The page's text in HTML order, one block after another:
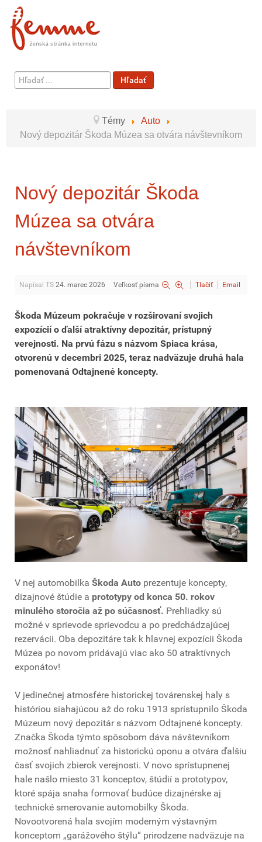
Hľadať
...
Hľadať
Témy
Auto
Nový depozitár Škoda Múzea sa otvára návštevníkom
Nový depozitár Škoda
Múzea sa otvára
návštevníkom
Napísal TS 24. marec 2026 Veľkosť písma Tlačiť Email
Škoda Múzeum pokračuje v rozširovaní svojich
expozícií o ďalší atraktívny depozitár, prístupný
verejnosti. Na prvú fázu s názvom Spiaca krása,
otvorenú v decembri 2025, teraz nadväzuje druhá hala
pomenovaná Odtajnené koncepty.
V nej automobilka Škoda Auto prezentuje koncepty,
dizajnové štúdie a prototypy od konca 50. rokov
minulého storočia až po súčasnosť. Prehliadky sú
možné v sprievode sprievodcu a po predchádzajúcej
rezervácii. Oba depozitáre tak k hlavnej expozícii Škoda
Múzea po novom pridávajú viac ako 50 atraktívnych
exponátov!
V jedinečnej atmosfére historickej továrenskej haly s
históriou siahajúcou až do roku 1913 sprístupnilo Škoda
Múzeum nový depozitár s názvom Odtajnené koncepty.
Značka Škoda týmto spôsobom dáva návštevníkom
možnosť nahliadnuť za historickú oponu a otvára ďalšiu
časť svojich zbierok verejnosti. V novo sprístupnenej
hale našlo miesto 31 konceptov, štúdií a prototypov,
ktoré spája snaha formovať budúce dizajnérske aj
technické smerovanie automobilky Škoda.
Novootvorená hala svojím moderným výstavným
konceptom „garážového štýlu“ prirodzene nadväzuje na